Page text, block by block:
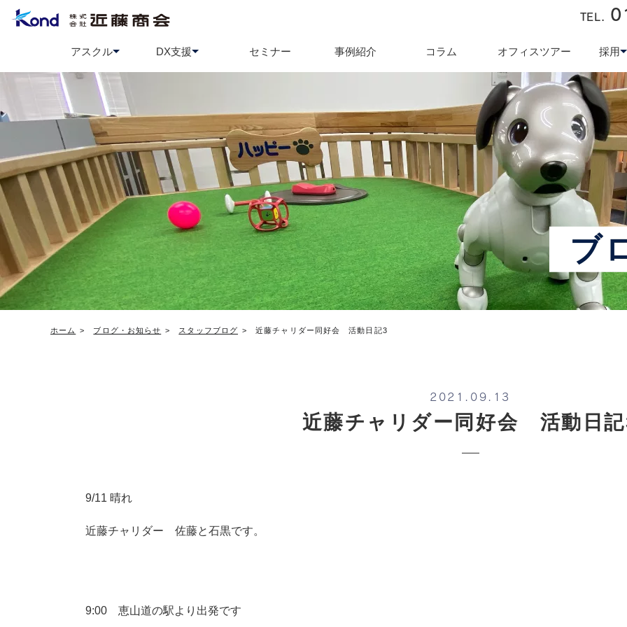
アスクル
アスクル
DX支援
テレワーク導入支援 オフィス
セミナー 事例紹介 コラム オフィスツアー 採用
採用
TEL.
ブ
ホーム ブログ・お知らせ スタッフブログ 近藤チャリダー同好会 活動日記3
2021.09.13
近藤チャリダー同好会 活動日
9/11 晴れ
近藤チャリダー 佐藤と石黒です。
9:00 恵山道の駅より出発です